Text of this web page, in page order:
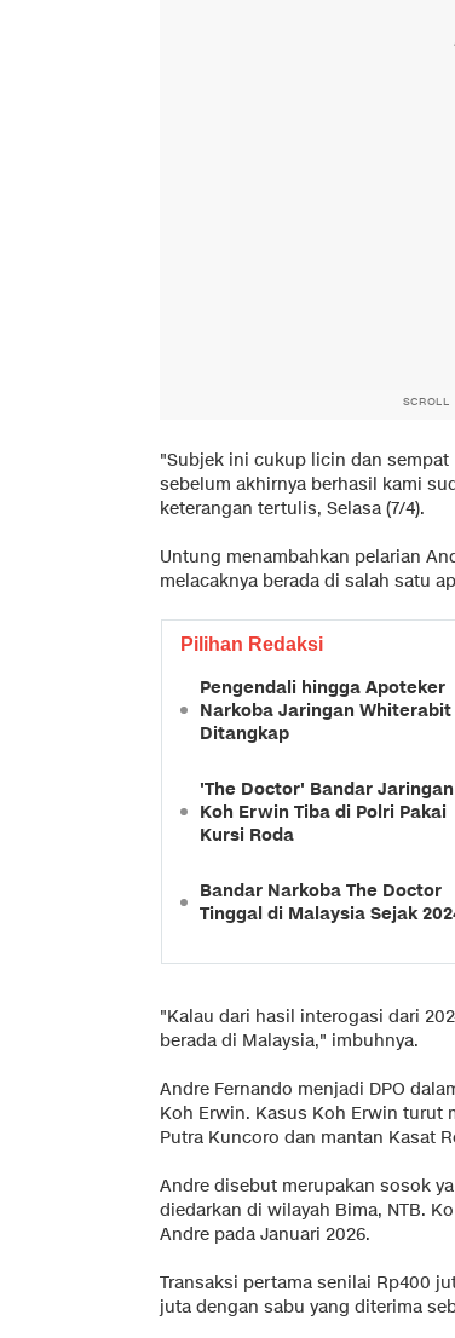
"Subjek ini cukup licin dan
sebelum akhirnya berhasil kami
keterangan tertulis, Selasa (7/4).
Untung menambahkan pelarian
melacaknya berada di salah satu
Pilihan Redaksi
Pengendali hingga Apoteker
Narkoba Jaringan Whiterabit
Ditangkap
'The Doctor' Bandar Jaringan
Koh Erwin Tiba di Polri Pakai
Kursi Roda
Bandar Narkoba The Doctor
Tinggal di Malaysia Sejak
"Kalau dari hasil interogasi dari
berada di Malaysia," imbuhnya.
Andre Fernando menjadi DPO
Koh Erwin. Kasus Koh Erwin turut
Putra Kuncoro dan mantan Kasat
Andre disebut merupakan sosok
diedarkan di wilayah Bima, NTB.
Andre pada Januari 2026.
Transaksi pertama senilai Rp400
juta dengan sabu yang diterima